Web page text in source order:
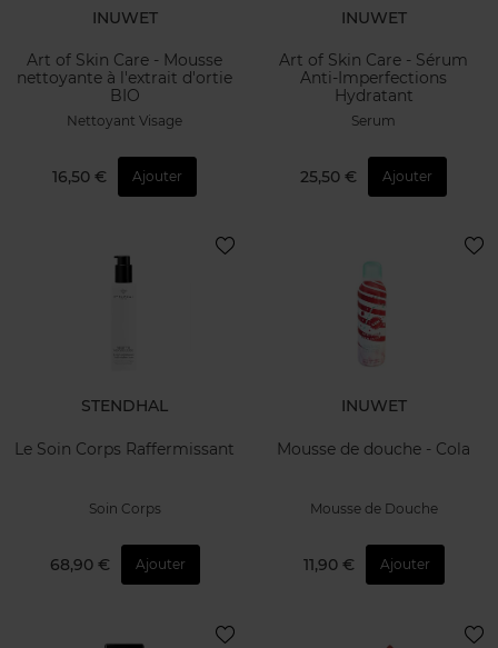
INUWET
Art of Skin Care - Mousse
nettoyante à l'extrait d'ortie
BIO
Nettoyant Visage
16,50 € Ajouter
INUWET
Art of Skin Care - Sérum
Anti-Imperfections
Hydratant
Serum
25,50 € Ajouter
STENDHAL
Le Soin Corps Raffermissant
Soin Corps
68,90 € Ajouter
INUWET
Mousse de douche - Cola
Mousse de Douche
11,90 € Ajouter